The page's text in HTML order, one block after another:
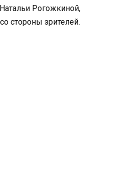
Рогожкиной,
стороны зрителей.